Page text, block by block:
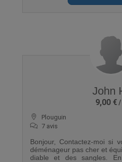
John
9,00 €
Plouguin
7 avis
Bonjour, Contactez-moi si
déménageur pas cher et
diable et des sangles.